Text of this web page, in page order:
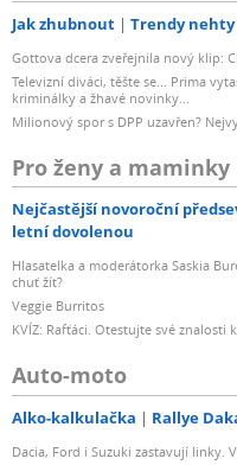
Jak zhubnout Trendy nehty
Gottova dcera zveřejnila nový klip:
Televizní diváci, těšte se... Prima
kriminálky a žhavé novinky...
Milionový spor s DPP uzavřen?
Pro ženy a maminky
Nejčastější novoroční
letní dovolenou
Hlasatelka a moderátorka Saskia
chuť žít?
Veggie Burritos
KVÍZ: Rafťáci. Otestujte své
Auto-moto
Alko-kalkulačka Rallye
Dacia, Ford i Suzuki zastavují linky.